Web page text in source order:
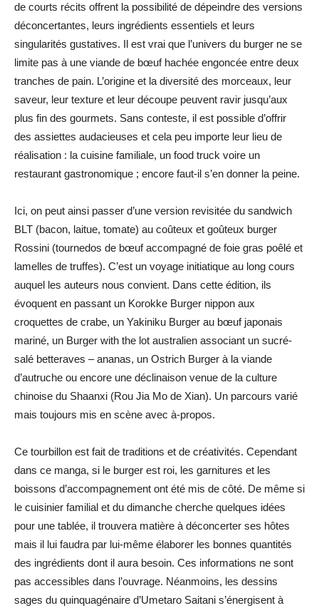
de courts récits offrent la possibilité de dépeindre des versions
déconcertantes, leurs ingrédients essentiels et leurs
singularités gustatives. Il est vrai que l’univers du burger ne se
limite pas à une viande de bœuf hachée engoncée entre deux
tranches de pain. L’origine et la diversité des morceaux, leur
saveur, leur texture et leur découpe peuvent ravir jusqu’aux
plus fin des gourmets. Sans conteste, il est possible d’offrir
des assiettes audacieuses et cela peu importe leur lieu de
réalisation : la cuisine familiale, un food truck voire un
restaurant gastronomique ; encore faut-il s’en donner la peine.
Ici, on peut ainsi passer d’une version revisitée du sandwich
BLT (bacon, laitue, tomate) au coûteux et goûteux burger
Rossini (tournedos de bœuf accompagné de foie gras poêlé et
lamelles de truffes). C’est un voyage initiatique au long cours
auquel les auteurs nous convient. Dans cette édition, ils
évoquent en passant un Korokke Burger nippon aux
croquettes de crabe, un Yakiniku Burger au bœuf japonais
mariné, un Burger with the lot australien associant un sucré-
salé betteraves – ananas, un Ostrich Burger à la viande
d’autruche ou encore une déclinaison venue de la culture
chinoise du Shaanxi (Rou Jia Mo de Xian). Un parcours varié
mais toujours mis en scène avec à-propos.
Ce tourbillon est fait de traditions et de créativités. Cependant
dans ce manga, si le burger est roi, les garnitures et les
boissons d’accompagnement ont été mis de côté. De même si
le cuisinier familial et du dimanche cherche quelques idées
pour une tablée, il trouvera matière à déconcerter ses hôtes
mais il lui faudra par lui-même élaborer les bonnes quantités
des ingrédients dont il aura besoin. Ces informations ne sont
pas accessibles dans l’ouvrage. Néanmoins, les dessins
sages du quinquagénaire d’Umetaro Saitani s’énergisent à